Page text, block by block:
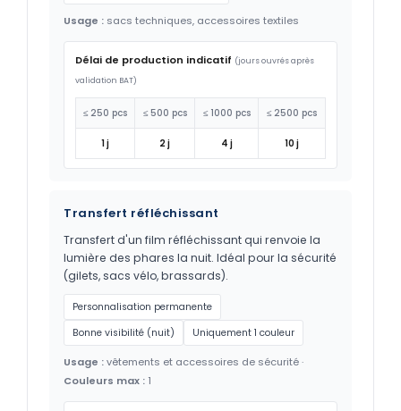
Usage : sacs techniques, accessoires textiles
Délai de production indicatif (jours ouvrés après
validation BAT)
≤ 250 pcs ≤ 500 pcs ≤ 1000 pcs ≤ 2500 pcs
1 j 2 j 4 j 10 j
Transfert réfléchissant
Transfert d'un film réfléchissant qui renvoie la
lumière des phares la nuit. Idéal pour la sécurité
(gilets, sacs vélo, brassards).
Personnalisation permanente
Bonne visibilité (nuit)
Uniquement 1 couleur
Usage :vêtements et accessoires de sécurité ·
Couleurs max : 1